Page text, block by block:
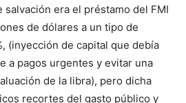
salvación era el préstamo del FMI
de dólares a un tipo de
(inyección de capital que debía
a pagos urgentes y evitar una
de la libra), pero dicha
recortes del gasto público y